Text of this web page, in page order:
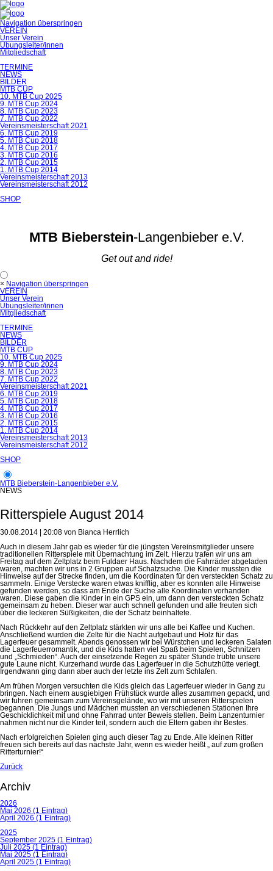
Navigation überspringen
VEREIN
Unser Verein
Übungsleiter/innen
Mitgliedschaft
TERMINE
NEWS
BILDER
MTB CUP
10. MTB Cup 2025
9. MTB Cup 2024
8. MTB Cup 2023
7. MTB Cup 2022
Vereinsmeisterschaft 2021
6. MTB Cup 2019
5. MTB Cup 2018
4. MTB Cup 2017
3. MTB Cup 2016
2. MTB Cup 2015
1. MTB Cup 2014
Vereinsmeisterschaft 2013
Vereinsmeisterschaft 2012
SHOP
MTB Bieberstein-Langenbieber e.V.
Get out and ride!
× Navigation überspringen
VEREIN
Unser Verein
Übungsleiter/innen
Mitgliedschaft
TERMINE
NEWS
BILDER
MTB CUP
10. MTB Cup 2025
9. MTB Cup 2024
8. MTB Cup 2023
7. MTB Cup 2022
Vereinsmeisterschaft 2021
6. MTB Cup 2019
5. MTB Cup 2018
4. MTB Cup 2017
3. MTB Cup 2016
2. MTB Cup 2015
1. MTB Cup 2014
Vereinsmeisterschaft 2013
Vereinsmeisterschaft 2012
SHOP
MTB Bieberstein-Langenbieber e.V.
NEWS
Ritterspiele August 2014
30.08.2014 | 20:08 von Bianca Herrlich
Auch in diesem Jahr gab es wieder für die jüngsten Vereinsmitglieder unsere
traditionellen Ritterspiele mit Übernachtung im Zelt. Hierzu trafen wir uns am
Freitag auf dem Zeltplatz beim Fuldaer Haus. Nachdem die Fahrräder abgeladen
waren, machten wir uns in 2 Gruppen auf Schatzsuche. Die Kinder mussten die
Hinweise auf der Strecke finden, um die Koordinaten für den versteckten Schatz zu
sammeln. Einige Verstecke waren etwas knifflig, aber es konnten alle Hinweise
gefunden werden, so dass am Ende der Suche alle Koordinaten vorhanden
waren. Diese gaben die Kinder in ein GPS ein, um dann den versteckten Schatz
gemeinsam zu heben. Dieser war auch schnell gefunden und alle freuten sich
über die leckeren Süßigkeiten, die der Schatz beinhaltete.
Nach Rückkehr auf den Zeltplatz stärkten wir uns alle bei Kaffee und Kuchen.
Anschließend wurden die Zelte für die Nacht aufgebaut und Holz für das
Lagerfeuer gesammelt. Abends genossen wir bei Würstchen und leckeren Salaten
die Lagerfeuerromantik, und die Kids hatten viel Spaß beim Spielen, Schnitzen
und „Schmieden“. Auch der einsetzende Regen zu später Stunde trübte unsere
gute Laune nicht. Kurzerhand wurde das Lagerfeuer in die Schutzhütte verlegt.
Irgendwann ging dann aber auch der letzte ins Zelt zum Schlafen.
Am frühen Morgen versuchten die Kids gleich das Lagerfeuer wieder in Gang zu
bringen. Nach einem ausgiebigen Frühstück wurde alles zusammen gepackt, und
wir fuhren gemeinsam zum Vereinsgelände, wo wir mit unseren Ritterspielen
begannen. Die Jungs und Mädchen mussten an verschiedenen Stationen Ihre
Geschicklichkeit mit und ohne Fahrrad unter Beweis stellen. Beim Lanzenturnier
nahmen nicht nur die Kinder teil, sondern auch die Eltern gaben ihr Bestes.
Nach erfolgreichen Spielen ging auch dieser Tag zu Ende. Alle kleinen Ritter
freuen sich bereits auf das nächste Jahr, wenn es wieder heißt „ auf zum großen
Ritterturnier!“
Zurück
Archiv
2026
Mai 2026 (1 Eintrag)
April 2026 (1 Eintrag)
2025
September 2025 (1 Eintrag)
Juli 2025 (1 Eintrag)
Mai 2025 (1 Eintrag)
April 2025 (1 Eintrag)